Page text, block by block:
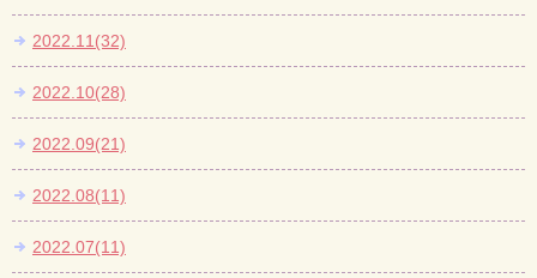
2022.11(32)
2022.10(28)
2022.09(21)
2022.08(11)
2022.07(11)